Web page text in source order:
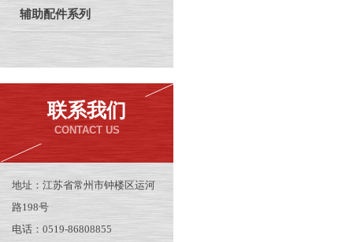
辅助配件系列
联系我们
CONTACT US
地址：江苏省常州市钟楼区运河
路198号
电话：0519-86808855